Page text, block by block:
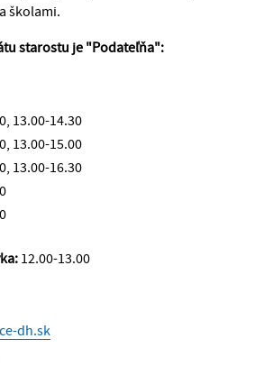
školami.
starostu je "Podateľňa":
13.00-14.30
13.00-15.00
13.00-16.30
12.00-13.00
dh.sk